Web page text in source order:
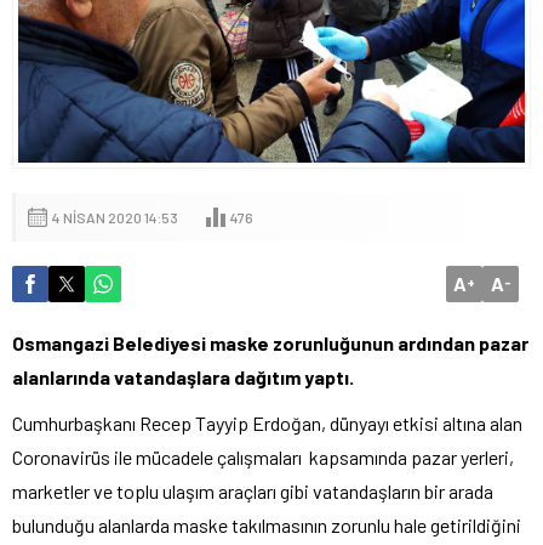
4 NISAN 2020 14:53 476
A+ A-
Osmangazi Belediyesi maske zorunluğunun ardından pazar
alanlarında vatandaşlara dağıtım yaptı.
Cumhurbaşkanı Recep Tayyip Erdoğan, dünyayı etkisi altına alan
Coronavirüs ile mücadele çalışmaları kapsamında pazar yerleri,
marketler ve toplu ulaşım araçları gibi vatandaşların bir arada
bulunduğu alanlarda maske takılmasının zorunlu hale getirildiğini